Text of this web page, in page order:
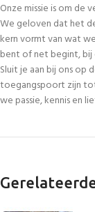
Onze missie is om de
We geloven dat het
kern vormt van wat
bent of net begint, bij
Sluit je aan bij ons op
toegangspoort zijn
we passie, kennis en